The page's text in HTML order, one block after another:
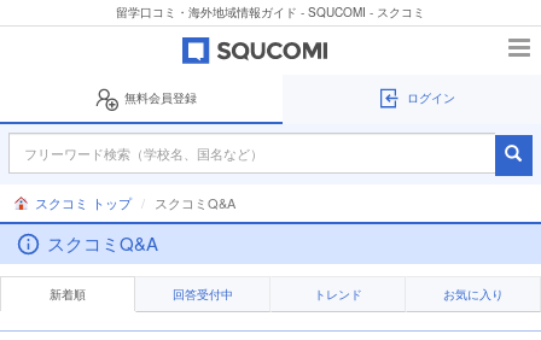
留学口コミ・海外地域情報ガイド - SQUCOMI - スクコミ
無料会員登録 ログイン
スクコミ トップ スクコミQ&A
スクコミQ&A
新着順 回答受付中 トレンド お気に入り